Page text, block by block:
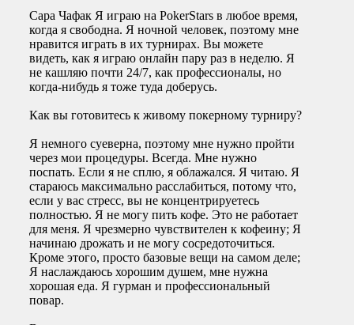
Сара Чафак Я играю на PokerStars в любое время,
когда я свободна. Я ночной человек, поэтому мне
нравится играть в их турнирах. Вы можете
видеть, как я играю онлайн пару раз в неделю. Я
не кашляю почти 24/7, как профессионалы, но
когда-нибудь я тоже туда доберусь.
Как вы готовитесь к живому покерному турниру?
Я немного суеверна, поэтому мне нужно пройти
через мои процедуры. Всегда. Мне нужно
поспать. Если я не сплю, я облажался. Я читаю. Я
стараюсь максимально расслабиться, потому что,
если у вас стресс, вы не концентрируетесь
полностью. Я не могу пить кофе. Это не работает
для меня. Я чрезмерно чувствителен к кофеину; Я
начинаю дрожать и не могу сосредоточиться.
Кроме этого, просто базовые вещи на самом деле;
Я наслаждаюсь хорошим душем, мне нужна
хорошая еда. Я гурман и профессиональный
повар.